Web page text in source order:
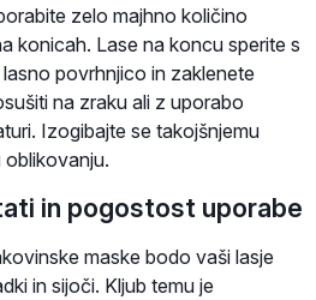
zelo majhno količino
konicah. Lase na koncu sperite s
povrhnjico in zaklenete
na zraku ali z uporabo
Izogibajte se takojšnjemu
in pogostost uporabe
maske bodo vaši lasje
in sijoči. Kljub temu je